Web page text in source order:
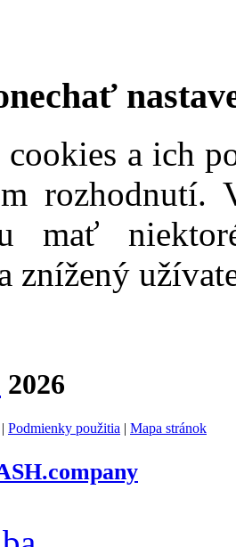
cookies a ich
rozhodnutí.
mať
znížený
2026
| Podmienky použitia | Mapa stránok